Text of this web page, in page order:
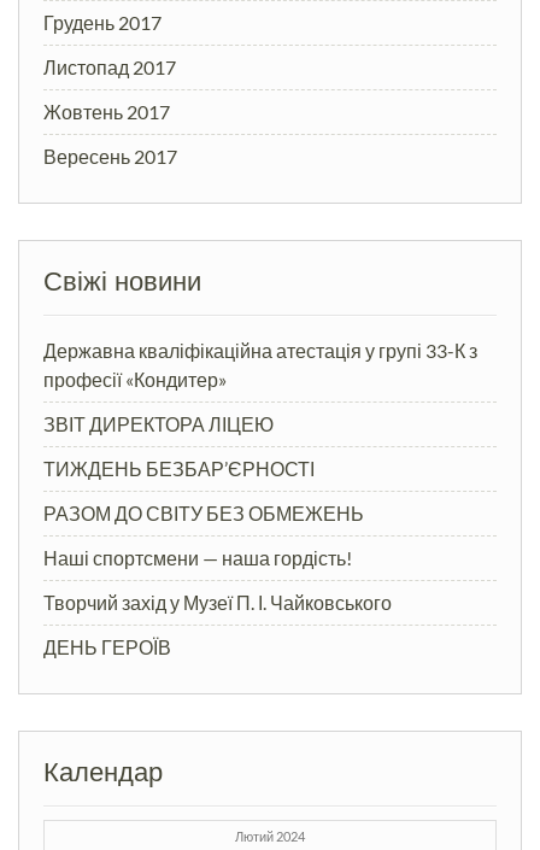
Грудень 2017
Листопад 2017
Жовтень 2017
Вересень 2017
Свіжі новини
Державна кваліфікаційна атестація у групі 33-К з
професії «Кондитер»
ЗВІТ ДИРЕКТОРА ЛІЦЕЮ
ТИЖДЕНЬ БЕЗБАР’ЄРНОСТІ
РАЗОМ ДО СВІТУ БЕЗ ОБМЕЖЕНЬ
Наші спортсмени — наша гордість!
Творчий захід у Музеї П. І. Чайковського
ДЕНЬ ГЕРОЇВ
Календар
Лютий 2024